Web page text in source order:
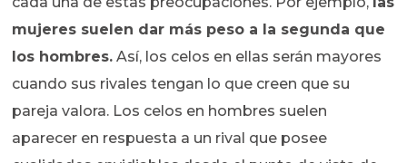
mujeres suelen dar más peso a la segunda que
los hombres. Así, los celos en ellas serán mayores
cuando sus rivales tengan lo que creen que su
pareja valora. Los celos en hombres suelen
aparecer en respuesta a un rival que posee